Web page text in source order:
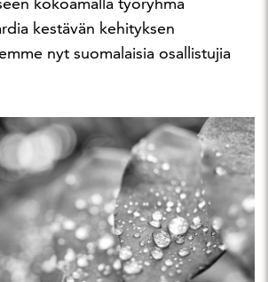
kestävän kehityksen
nyt suomalaisia osallistujia